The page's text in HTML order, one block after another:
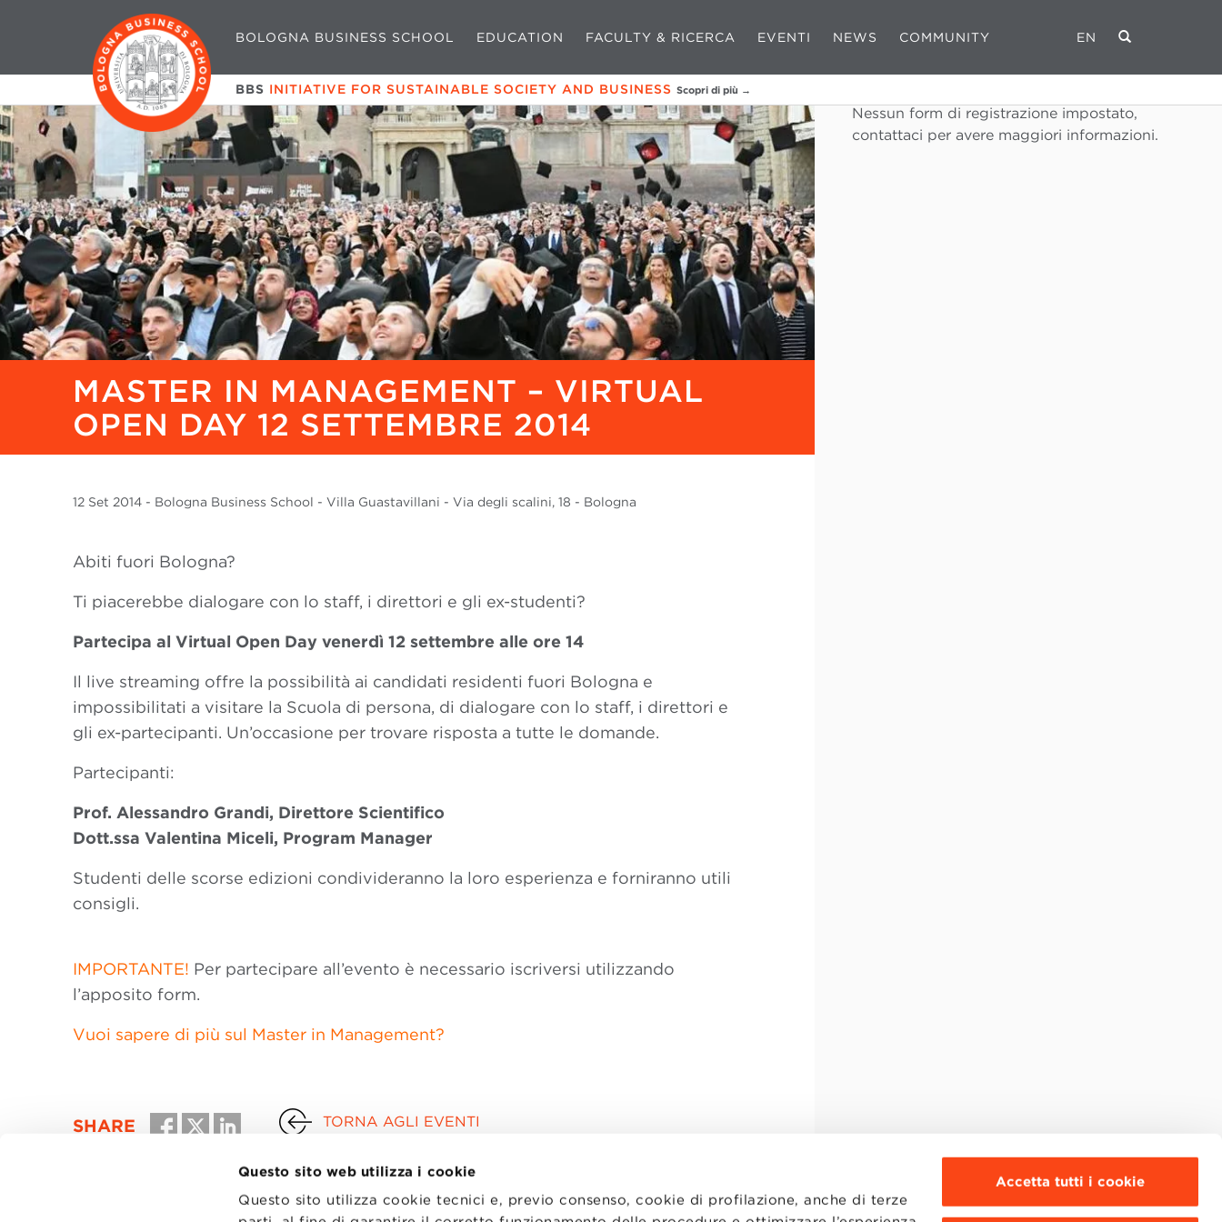
Questo sito web utilizza i cookie
Questo sito utilizza cookie tecnici e, previo consenso, cookie di profilazione, anche di terze
Accetta tutti i cookie
BOLOGNA BUSINESS SCHOOL EDUCATION FACULTY & RICERCA EVENTI NEWS COMMUNITY EN
BBS INITIATIVE FOR SUSTAINABLE SOCIETY AND BUSINESS Scopri di più →
MASTER IN MANAGEMENT – VIRTUAL
OPEN DAY 12 SETTEMBRE 2014
12 Set 2014 - Bologna Business School - Villa Guastavillani - Via degli scalini, 18 - Bologna
Abiti fuori Bologna?
Ti piacerebbe dialogare con lo staff, i direttori e gli ex-studenti?
Partecipa al Virtual Open Day venerdì 12 settembre alle ore 14
Il live streaming offre la possibilità ai candidati residenti fuori Bologna e
impossibilitati a visitare la Scuola di persona, di dialogare con lo staff, i direttori e
gli ex-partecipanti. Un’occasione per trovare risposta a tutte le domande.
Partecipanti:
Prof. Alessandro Grandi, Direttore Scientifico
Dott.ssa Valentina Miceli, Program Manager
Studenti delle scorse edizioni condivideranno la loro esperienza e forniranno utili
consigli.
IMPORTANTE! Per partecipare all’evento è necessario iscriversi utilizzando
l’apposito form.
Vuoi sapere di più sul Master in Management?
SHARE TORNA AGLI EVENTI
Nessun form di registrazione impostato,
contattaci per avere maggiori informazioni.